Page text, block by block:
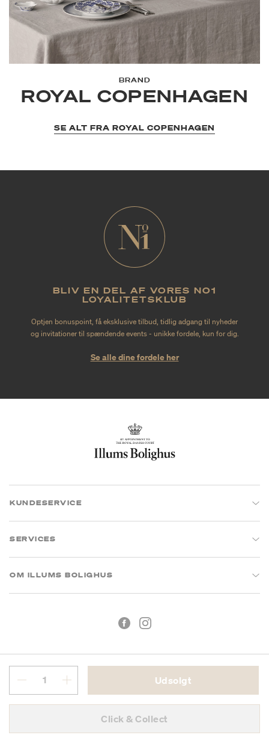
Udsolgt
Click & Collect
BRAND
ROYAL COPENHAGEN
SE ALT FRA ROYAL COPENHAGEN
BLIV EN DEL AF VORES NO1
LOYALITETSKLUB
Optjen bonuspoint, få eksklusive tilbud, tidlig adgang til nyheder
og invitationer til spændende events - unikke fordele, kun for dig.
Se alle dine fordele her
KUNDESERVICE
SERVICES
OM ILLUMS BOLIGHUS
CVR: 26573394